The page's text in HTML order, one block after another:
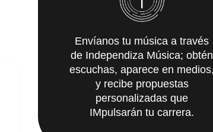
Envíanos tu música a través
de Independiza Música; obtén
escuchas, aparece en medios,
y recibe propuestas
personalizadas que
IMpulsarán tu carrera.